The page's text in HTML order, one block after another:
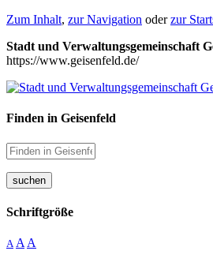
Zum Inhalt, zur Navigation oderzur
Stadt und Verwaltungsgemeinschaft
https://www.geisenfeld.de/
Finden in Geisenfeld
suchen
Schriftgröße
A A A